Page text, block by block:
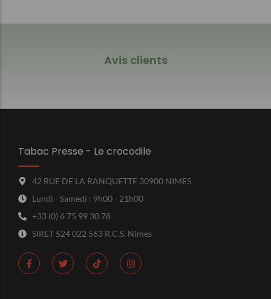
Avis clients
Tabac Presse - Le crocodile
42 RUE DE LA RANQUETTE 30900 NIMES
Lundi - Samedi : 9h00 - 21h00
+33 (0) 6 75 99 30 78
SIRET 524 022 563 R.C.S. Nimes